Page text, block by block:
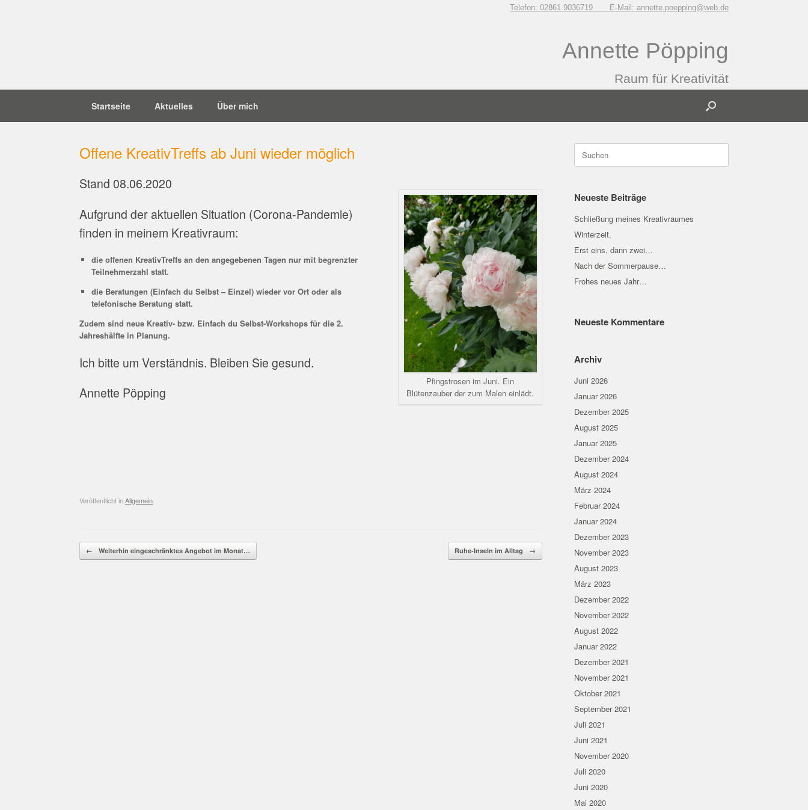
Telefon: 02861 9036719 E-Mail: annette.poepping@web.de
Annette Pöpping
Raum für Kreativität
Startseite Aktuelles Über mich
Offene KreativTreffs ab Juni wieder möglich
Pfingstrosen im Juni. Ein
Blütenzauber der zum Malen einlädt.
Stand 08.06.2020
Aufgrund der aktuellen Situation (Corona-Pandemie)
finden in meinem Kreativraum:
die offenen KreativTreffs an den angegebenen Tagen nur mit begrenzter
Teilnehmerzahl statt.
die Beratungen (Einfach du Selbst – Einzel) wieder vor Ort oder als
telefonische Beratung statt.
Zudem sind neue Kreativ- bzw. Einfach du Selbst-Workshops für die 2.
Jahreshälfte in Planung.
Ich bitte um Verständnis. Bleiben Sie gesund.
Annette Pöpping
Veröffentlicht inAllgemein
Beitragsnavigation
← Weiterhin eingeschränktes Angebot im Monat… Ruhe-Inseln im Alltag →
Suchen
nach:
Neueste Beiträge
Schließung meines Kreativraumes
Winterzeit.
Erst eins, dann zwei…
Nach der Sommerpause…
Frohes neues Jahr…
Neueste Kommentare
Archiv
Juni 2026
Januar 2026
Dezember 2025
August 2025
Januar 2025
Dezember 2024
August 2024
März 2024
Februar 2024
Januar 2024
Dezember 2023
November 2023
August 2023
März 2023
Dezember 2022
November 2022
August 2022
Januar 2022
Dezember 2021
November 2021
Oktober 2021
September 2021
Juli 2021
Juni 2021
November 2020
Juli 2020
Juni 2020
Mai 2020